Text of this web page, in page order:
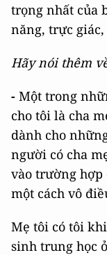
trọng nhất của
năng, trực
Hãy nói thêm
- Một trong
cho tôi là cha
dành cho
người có cha
vào trường hợp
một cách vô
Mẹ tôi có tôi
sinh trung học